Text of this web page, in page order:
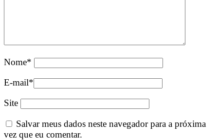
Nome*
E-mail*
Site
Salvar meus dados neste navegador para a próxima
vez que eu comentar.